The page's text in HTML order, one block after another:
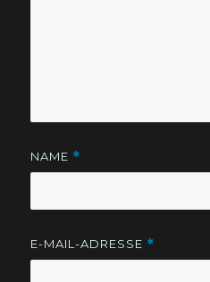
NAME *
E-MAIL-ADRESSE *